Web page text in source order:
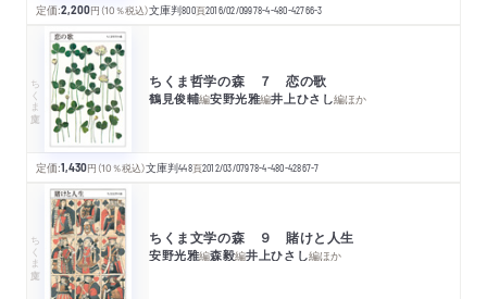
定価:2,200円 （10％税込）文庫判800頁2016/02/09978-4-480-42766-3
ちくま文庫 ちくま哲学の森 ７ 恋の歌
鶴見俊輔編安野光雅編井上ひさし編ほか
定価:1,430円 （10％税込）文庫判448頁2012/03/07978-4-480-42867-7
ちくま文庫 ちくま文学の森 ９ 賭けと人生
安野光雅編森毅編井上ひさし編ほか